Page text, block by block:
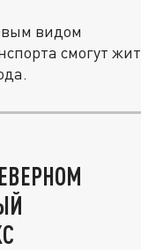
видом
смогут